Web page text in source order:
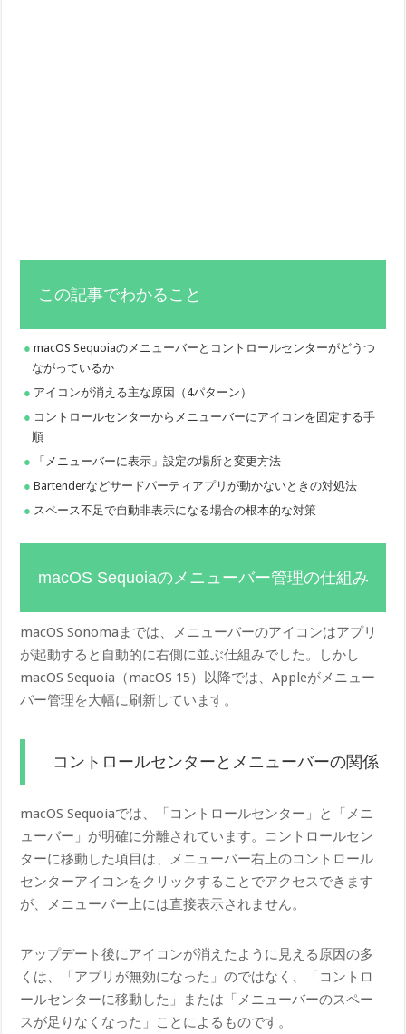
この記事でわかること
macOS Sequoiaのメニューバーとコントロールセンターがどうつ
ながっているか
アイコンが消える主な原因（4パターン）
コントロールセンターからメニューバーにアイコンを固定する手
順
「メニューバーに表示」設定の場所と変更方法
Bartenderなどサードパーティアプリが動かないときの対処法
スペース不足で自動非表示になる場合の根本的な対策
macOS Sequoiaのメニューバー管理の仕組み
macOS Sonomaまでは、メニューバーのアイコンはアプリ
が起動すると自動的に右側に並ぶ仕組みでした。しかし
macOS Sequoia（macOS 15）以降では、Appleがメニュー
バー管理を大幅に刷新しています。
コントロールセンターとメニューバーの関係
macOS Sequoiaでは、「コントロールセンター」と「メニ
ューバー」が明確に分離されています。コントロールセン
ターに移動した項目は、メニューバー右上のコントロール
センターアイコンをクリックすることでアクセスできます
が、メニューバー上には直接表示されません。
アップデート後にアイコンが消えたように見える原因の多
くは、「アプリが無効になった」のではなく、「コントロ
ールセンターに移動した」または「メニューバーのスペー
スが足りなくなった」ことによるものです。